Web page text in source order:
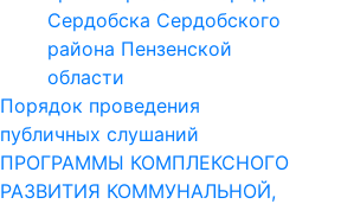
Сердобска Сердобского
района Пензенской
области
Порядок проведения
публичных слушаний
ПРОГРАММЫ КОМПЛЕКСНОГО
РАЗВИТИЯ КОММУНАЛЬНОЙ,